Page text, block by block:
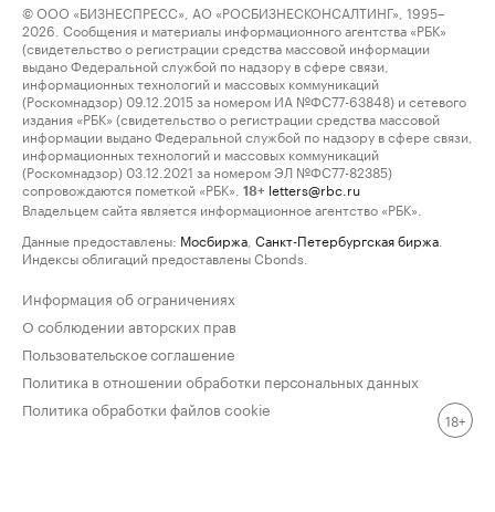
© ООО «БИЗНЕСПРЕСС», АО «РОСБИЗНЕСКОНСАЛТИНГ», 1995–
2026. Сообщения и материалы информационного агентства «РБК»
(свидетельство о регистрации средства массовой информации
выдано Федеральной службой по надзору в сфере связи,
информационных технологий и массовых коммуникаций
(Роскомнадзор) 09.12.2015 за номером ИА №ФС77-63848) и сетевого
издания «РБК» (свидетельство о регистрации средства массовой
информации выдано Федеральной службой по надзору в сфере связи,
информационных технологий и массовых коммуникаций
(Роскомнадзор) 03.12.2021 за номером ЭЛ №ФС77-82385)
сопровождаются пометкой «РБК».
18+ letters@rbc.ru
Владельцем сайта является информационное агентство «РБК».
Данные предоставлены: Мосбиржа Санкт-Петербургская биржа
Индексы облигаций предоставлены Cbonds.
Информация об ограничениях
О соблюдении авторских прав
Пользовательское соглашение
Политика в отношении обработки персональных данных
Политика обработки файлов cookie
18+